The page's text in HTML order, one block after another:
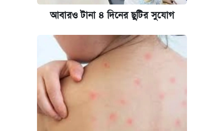
আবারও টানা ৪ দিনের ছুটির সুযোগ